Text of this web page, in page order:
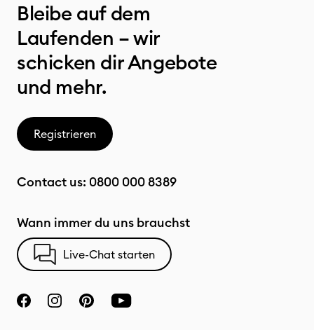
Bleibe auf dem
Laufenden – wir
schicken dir Angebote
und mehr.
Registrieren
Contact us: 0800 000 8389
Wann immer du uns brauchst
Live-Chat starten